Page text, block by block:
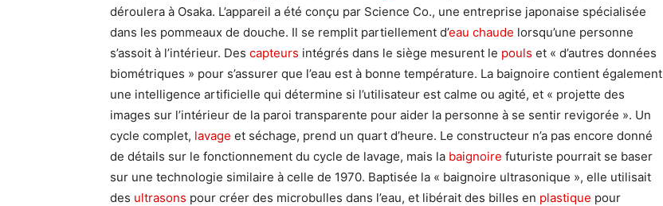
déroulera à Osaka. L’appareil a été conçu par Science Co., une entreprise japonaise spécialisée
dans les pommeaux de douche. Il se remplit partiellement d’eau chaude lorsqu’une personne
s’assoit à l’intérieur. Des capteurs intégrés dans le siège mesurent le pouls et « d’autres données
biométriques » pour s’assurer que l’eau est à bonne température. La baignoire contient également
une intelligence artificielle qui détermine si l’utilisateur est calme ou agité, et « projette des
images sur l’intérieur de la paroi transparente pour aider la personne à se sentir revigorée ». Un
cycle complet, lavage et séchage, prend un quart d’heure. Le constructeur n’a pas encore donné
de détails sur le fonctionnement du cycle de lavage, mais la baignoire futuriste pourrait se baser
sur une technologie similaire à celle de 1970. Baptisée la « baignoire ultrasonique », elle utilisait
des ultrasons pour créer des microbulles dans l’eau, et libérait des billes en plastique pour